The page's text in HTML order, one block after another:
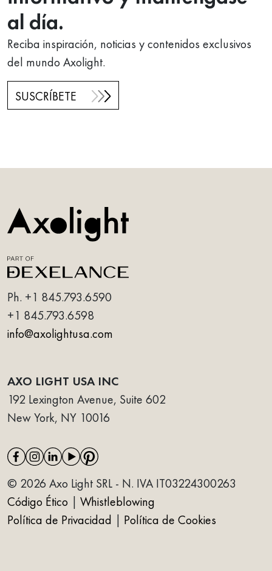
al día.
Reciba inspiración, noticias y contenidos exclusivos
del mundo Axolight.
SUSCRÍBETE
Ph. +1 845.793.6590
+1 845.793.6598
info@axolightusa.com
AXO LIGHT USA INC
192 Lexington Avenue, Suite 602
New York, NY 10016
© 2026 Axo Light SRL - N. IVA IT03224300263
Código Ético | Whistleblowing
Política de Privacidad | Política de Cookies